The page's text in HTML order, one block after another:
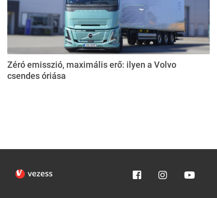
Zéró emisszió, maximális erő: ilyen a Volvo
csendes óriása